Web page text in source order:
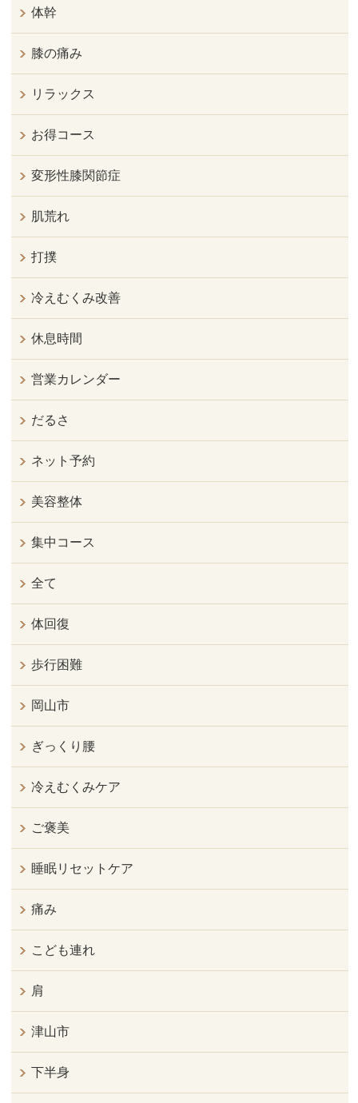
体幹
膝の痛み
リラックス
お得コース
変形性膝関節症
肌荒れ
打撲
冷えむくみ改善
休息時間
営業カレンダー
だるさ
ネット予約
美容整体
集中コース
全て
体回復
歩行困難
岡山市
ぎっくり腰
冷えむくみケア
ご褒美
睡眠リセットケア
痛み
こども連れ
肩
津山市
下半身